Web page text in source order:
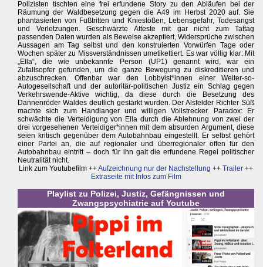
Polizisten tischten eine frei erfundene Story zu den Abläufen bei der
Räumung der Waldbesetzung gegen die A49 im Herbst 2020 auf. Sie
phantasierten von Fußtritten und Kniestößen, Lebensgefahr, Todesangst
und Verletzungen. Geschwärzte Atteste mit gar nicht zum Tattag
passenden Daten wurden als Beweise akzeptiert, Widersprüche zwischen
Aussagen am Tag selbst und den konstruierten Vorwürfen Tage oder
Wochen später zu Missverständnissen umetikettiert. Es war völlig klar: Mit
„Ella“, die wie unbekannte Person (UP1) genannt wird, war ein
Zufallsopfer gefunden, um die ganze Bewegung zu diskreditieren und
abzuschrecken. Offenbar war den Lobbyist*innen einer Weiter-so-
Autogesellschaft und der autoritär-politischen Justiz ein Schlag gegen
Verkehrswende-Aktive wichtig, da diese durch die Besetzung des
Dannenröder Waldes deutlich gestärkt wurden. Der Alsfelder Richter Süß
machte sich zum Handlanger und willigen Vollstrecker. Paradox: Er
schwächte die Verteidigung von Ella durch die Ablehnung von zwei der
drei vorgesehenen Verteidiger*innen mit dem absurden Argument, diese
seien kritisch gegenüber dem Autobahnbau eingestellt. Er selbst gehört
einer Partei an, die auf regionaler und überregionaler offen für den
Autobahnbau eintritt – doch für ihn galt die erfundene Regel politischer
Neutralität nicht.
Link zum Youtubefilm ++Aufzeichnung nur der Nachstellung ++Trailer ++
Extraseite mit Infos zum Film
Playlist zu Polizei, Justiz, Gefängnissen und
Zwangspsychiatrie auf Youtube